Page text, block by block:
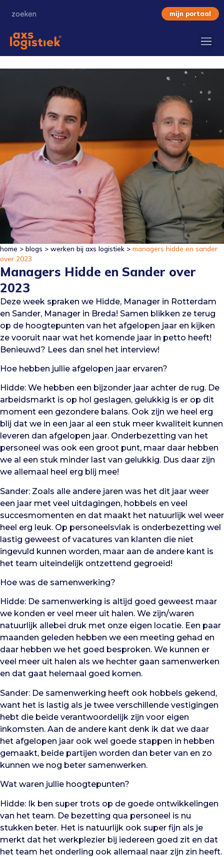
mijn portaal
home > blogs > werken bij axs logistiek > managers hidde en sander
over 2023
Managers Hidde en Sander over
2023
Deze week spraken we Hidde, Manager in Rotterdam
en Sander, Manager in Breda! Samen blikken ze terug
op de hoogtepunten van het afgelopen jaar en kijken
ze vooruit naar wat het komende jaar in petto heeft!
Benieuwd? Lees dan snel het interview!
Hoe hebben jullie afgelopen jaar ervaren?
Hidde: We hebben een bijzonder jaar achter de rug. De
arbeidsmarkt is op hol geslagen, gelukkig is er op dit
moment een gezondere balans. Ook zijn we heel erg
blij dat we in een jaar al een stuk meer kwaliteit kunnen
leveren dan afgelopen jaar. Onderbezetting van het
personeel was ook een groot punt, maar daar hebben
we al een stuk minder last van gelukkig. Dus daar zijn
we allemaal heel erg blij mee!
Sander: Zoals alle andere jaren was het dit jaar weer
een jaar met veel uitdagingen, hobbels en veel
succesmomenten en dat maakt het natuurlijk wel weer
heel erg leuk. Op personeelsvlak is onderbezetting wel
lastig geweest of vacatures van klanten die niet
ingevuld kunnen worden, maar aan de andere kant is
het team uiteindelijk ontzettend gegroeid!
Hoe was de samenwerking?
Hidde: De samenwerking is altijd goed geweest maar
we konden er veel meer uit halen. We zijn/waren
natuurlijk allebei druk met onze eigen locatie. Een paar
maanden geleden hebben we een meeting gehad en
daar hebben we het goed besproken. We kunnen er
veel meer uit halen als we hechter gaan samenwerken
en dat gaat helemaal goed komen.
Sander: De samenwerking heeft ook hobbels gekend,
want het is lastig als je twee verschillende vestigingen
hebt die beide verantwoordelijk zijn voor eigen
inkomsten. Aan de andere kant denk ik dat we daar
het afgelopen jaar ook wel goede stappen in hebben
gemaakt, beide partijen worden dan beter van en zo
kunnen we nog beter samenwerken.
Wat waren jullie hoogtepunten?
Hidde: Ik ben super trots op de goede ontwikkelingen
van het team. De bezetting qua personeel is nu
stukken beter. Het is natuurlijk ook super fijn als je
merkt dat het werkplezier bij iedereen goed zit en dat
het team het onderling ook allemaal naar zijn zin heeft.